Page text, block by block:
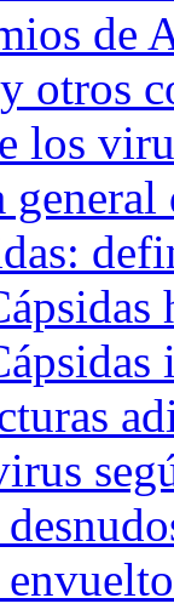
de
otros
los